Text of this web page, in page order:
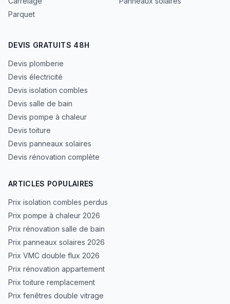
Parquet
DEVIS GRATUITS 48H
Devis plomberie
Devis électricité
Devis isolation combles
Devis salle de bain
Devis pompe à chaleur
Devis toiture
Devis panneaux solaires
Devis rénovation complète
ARTICLES POPULAIRES
Prix isolation combles perdus
Prix pompe à chaleur 2026
Prix rénovation salle de bain
Prix panneaux solaires 2026
Prix VMC double flux 2026
Prix rénovation appartement
Prix toiture remplacement
Prix fenêtres double vitrage